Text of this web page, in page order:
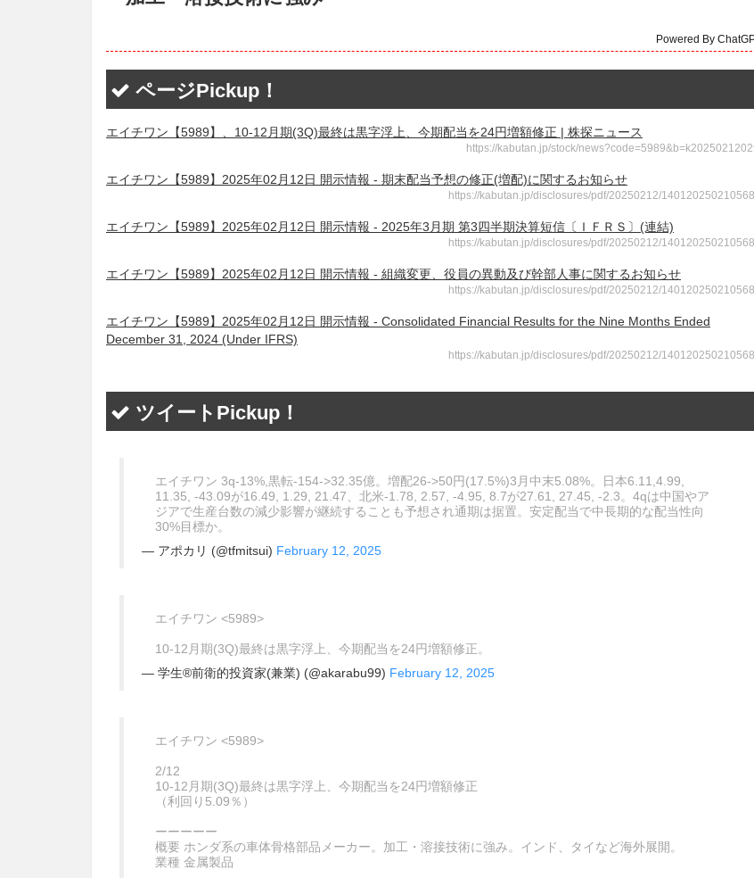
Powered By
ページPickup！
エイチワン【5989】、10-12月期(3Q)最終は黒字浮上、今期配当を24円増額修正 | 株探ニュース
https://kabutan.jp/stock/
エイチワン【5989】2025年02月12日 開示情報 - 期末配当予想の修正(増配)に関するお知らせ
https://kabutan.jp/disclosures/pdf/20250212/
エイチワン【5989】2025年02月12日 開示情報 - 2025年3月期 第3四半期決算短信〔ＩＦＲＳ〕(連結)
https://kabutan.jp/disclosures/pdf/20250212/
エイチワン【5989】2025年02月12日 開示情報 - 組織変更、役員の異動及び幹部人事に関するお知らせ
https://kabutan.jp/disclosures/pdf/20250212/
エイチワン【5989】2025年02月12日 開示情報 - Consolidated Financial Results for the Nine Months Ended
December 31, 2024 (Under IFRS)
https://kabutan.jp/disclosures/pdf/20250212/
ツイートPickup！
エイチワン 3q-13%,黒転-154->32.35億。増配26->50円(17.5%)3月中末5.08%。日本6.11,4.99,
11.35, -43.09が16.49, 1.29, 21.47、北米-1.78, 2.57, -4.95, 8.7が27.61, 27.45, -2.3。4qは中国やア
ジアで生産台数の減少影響が継続することも予想され通期は据置。安定配当で中長期的な配当性向
30%目標か。
— アポカリ (@tfmitsui) February 12, 2025
エイチワン <5989>
10-12月期(3Q)最終は黒字浮上、今期配当を24円増額修正。
— 学生®前衛的投資家(兼業) (@akarabu99) February 12, 2025
エイチワン <5989>
2/12
10-12月期(3Q)最終は黒字浮上、今期配当を24円増額修正
（利回り5.09％）
ーーーーー
概要 ホンダ系の車体骨格部品メーカー。加工・溶接技術に強み。インド、タイなど海外展開。
業種 金属製品